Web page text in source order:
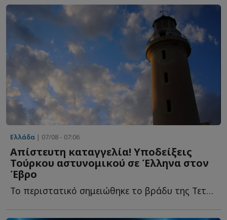
Ελλάδα | 07/08 - 07:06
Απίστευτη καταγγελία! Υποδείξεις
Τούρκου αστυνομικού σε Έλληνα στον
Έβρο
Το περιστατικό σημειώθηκε το βράδυ της Τετάρτης στην ο...